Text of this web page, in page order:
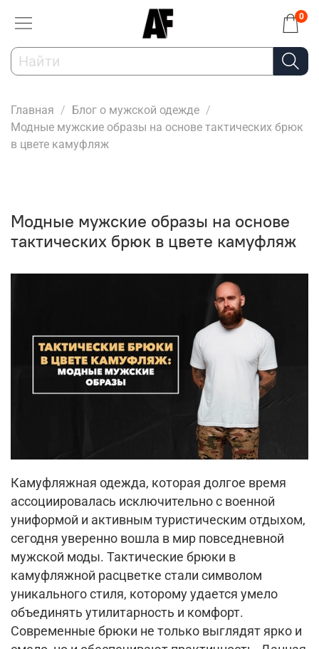
0
Главная
Блог о мужской одежде
Модные мужские образы на основе тактических брюк
в цвете камуфляж
Модные мужские образы на основе
тактических брюк в цвете камуфляж
Камуфляжная одежда, которая долгое время
ассоциировалась исключительно с военной
униформой и активным туристическим отдыхом,
сегодня уверенно вошла в мир повседневной
мужской моды. Тактические брюки в
камуфляжной расцветке стали символом
уникального стиля, которому удается умело
объединять утилитарность и комфорт.
Современные брюки не только выглядят ярко и